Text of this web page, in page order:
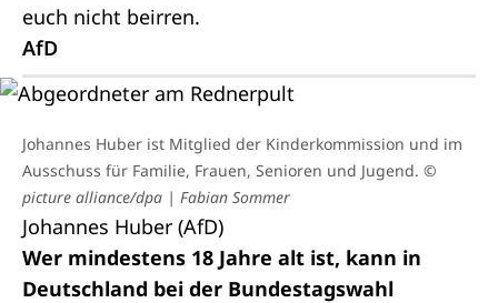
euch nicht beirren.
AfD
Johannes Huber ist Mitglied der Kinderkommission und im
Ausschuss für Familie, Frauen, Senioren und Jugend. ©
picture alliance/dpa | Fabian Sommer
Johannes Huber (AfD)
Wer mindestens 18 Jahre alt ist, kann in
Deutschland bei der Bundestagswahl